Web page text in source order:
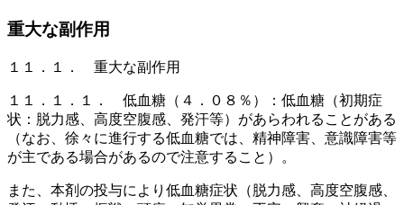
重大な副作用
１１．１． 重大な副作用
１１．１．１． 低血糖（４．０８％）：低血糖（初期症
状：脱力感、高度空腹感、発汗等）があらわれることがある
（なお、徐々に進行する低血糖では、精神障害、意識障害等
が主である場合があるので注意すること）。
また、本剤の投与により低血糖症状（脱力感、高度空腹感、